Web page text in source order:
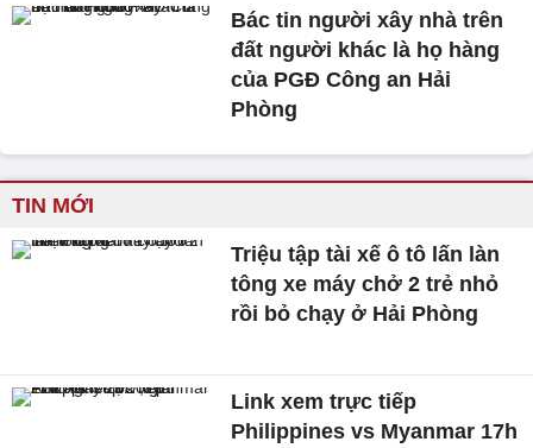
Bác tin người xây nhà trên
đất người khác là họ hàng
của PGĐ Công an Hải
Phòng
TIN MỚI
Triệu tập tài xế ô tô lấn làn
tông xe máy chở 2 trẻ nhỏ
rồi bỏ chạy ở Hải Phòng
Link xem trực tiếp
Philippines vs Myanmar 17h